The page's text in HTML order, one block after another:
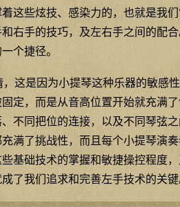
这些炫技、感染力的，也就是我
右手的技巧，及左右手之间的配
个捷径。
这是因为小提琴这种乐器的敏感
定，而是从音高位置开始就充满
不同把位的连接，以及不同琴弦
满了挑战性，而且每个小提琴演
基础技术的掌握和敏捷操控程度
了我们追求和完善左手技术的关键